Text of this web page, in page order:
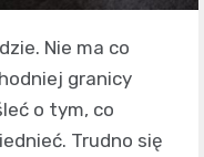
Nie ma co
granicy
o tym, co
Trudno się